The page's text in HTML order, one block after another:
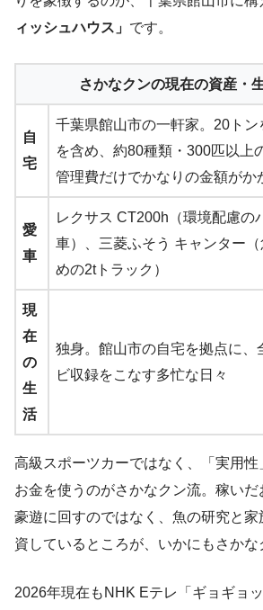
ィッシュハウス」 です。
さかなクンの現在の資産・
自
宅
千葉県館山市の一軒家。20ト
を含め、約80種類・300匹以上
管理費だけでかなりの金額がか
愛
車
レクサス CT200h（環境配慮の
車）、三菱ふそう キャンター
めの2tトラック）
現
在
の
生
活
独身。館山市の自宅を拠点に、
ビ収録をこなす多忙な日々
高級スポーツカーではなく、「実用性
お金を使うのがさかなクン流。稼い
豪遊に回すのではなく、魚の研究と
資しているところが、いかにもさかな
2026年現在もNHK Eテレ「ギョギョ